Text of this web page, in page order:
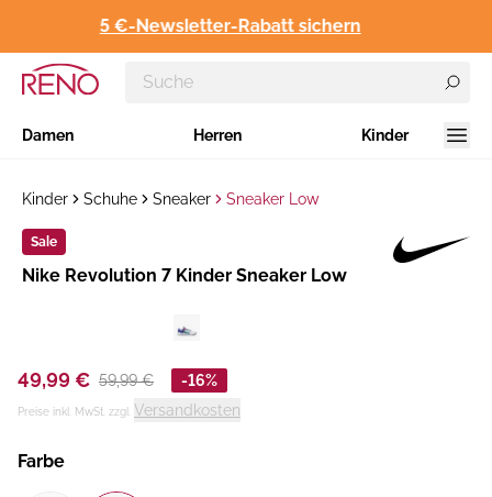
5 €-Newsletter-Rabatt sichern
Damen Herren Kinder
Kinder Schuhe Sneaker Sneaker Low
Sale
Hersteller:
Nike Revolution 7 Kinder Sneaker Low
49,99 € 59,99 € -16%
Preise inkl. MwSt. zzgl. Versandkosten
Farbe